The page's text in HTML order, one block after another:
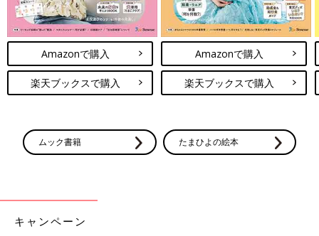
出典：Instagramアカウント「pipipika_chu025」
pipipika_chu025さんが購入したのは、3COINS×ポケピースの筒
型ポーチ。小さめサイズのようですが、持ち手付きで持ち運びに
品とのこと。
Amazonで購入
楽天ブックスで購入
Amazonで購入
楽天ブックスで購入
ムック書籍 たまひよの絵本
キャンペーン